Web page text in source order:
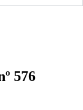
576